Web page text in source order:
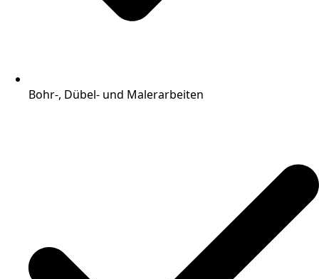
Bohr-, Dübel- und Malerarbeiten